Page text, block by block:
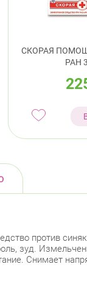
СКОРАЯ
РАН
против
зуд.
Снимает